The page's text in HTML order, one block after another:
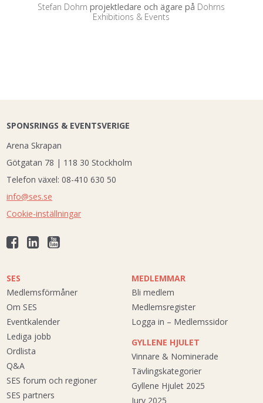
Stefan Dohrnprojektledare och ägare på Dohrns
Exhibitions & Events
SPONSRINGS & EVENTSVERIGE
Arena Skrapan
Götgatan 78 | 118 30 Stockholm
Telefon växel: 08-410 630 50
info@ses.se
Cookie-inställningar
SES
Medlemsförmåner
Om SES
Eventkalender
Lediga jobb
Ordlista
Q&A
SES forum och regioner
SES partners
MEDLEMMAR
Bli medlem
Medlemsregister
Logga in – Medlemssidor
GYLLENE HJULET
Vinnare & Nominerade
Tävlingskategorier
Gyllene Hjulet 2025
Jury 2025